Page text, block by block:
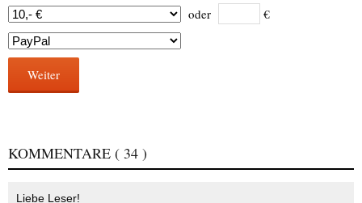
oder €
Weiter
KOMMENTARE ( 34 )
Liebe Leser!